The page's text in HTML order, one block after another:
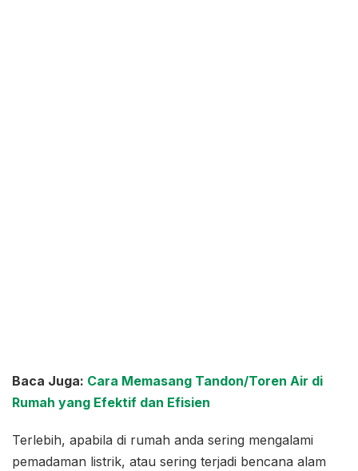
Baca Juga: Cara Memasang Tandon/Toren Air di
Rumah yang Efektif dan Efisien
Terlebih, apabila di rumah anda sering mengalami
pemadaman listrik, atau sering terjadi bencana alam